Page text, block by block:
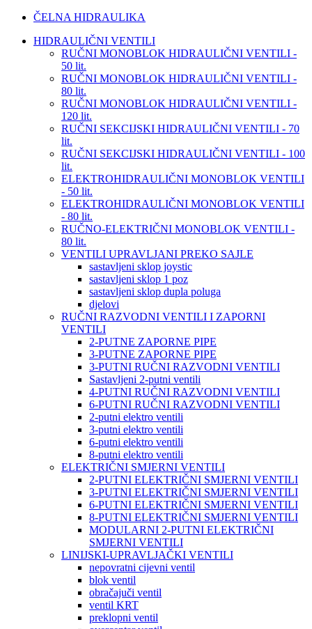
ČELNA HIDRAULIKA
HIDRAULIČNI VENTILI
RUČNI MONOBLOK HIDRAULIČNI VENTILI -
50 lit.
RUČNI MONOBLOK HIDRAULIČNI VENTILI -
80 lit.
RUČNI MONOBLOK HIDRAULIČNI VENTILI -
120 lit.
RUČNI SEKCIJSKI HIDRAULIČNI VENTILI - 70
lit.
RUČNI SEKCIJSKI HIDRAULIČNI VENTILI - 100
lit.
ELEKTROHIDRAULIČNI MONOBLOK VENTILI
- 50 lit.
ELEKTROHIDRAULIČNI MONOBLOK VENTILI
- 80 lit.
RUČNO-ELEKTRIČNI MONOBLOK VENTILI -
80 lit.
VENTILI UPRAVLJANI PREKO SAJLE
sastavljeni sklop joystic
sastavljeni sklop 1 poz
sastavljeni sklop dupla poluga
djelovi
RUČNI RAZVODNI VENTILI I ZAPORNI
VENTILI
2-PUTNE ZAPORNE PIPE
3-PUTNE ZAPORNE PIPE
3-PUTNI RUČNI RAZVODNI VENTILI
Sastavljeni 2-putni ventili
4-PUTNI RUČNI RAZVODNI VENTILI
6-PUTNI RUČNI RAZVODNI VENTILI
2-putni elektro ventili
3-putni elektro ventili
6-putni elektro ventili
8-putni elektro ventili
ELEKTRIČNI SMJERNI VENTILI
2-PUTNI ELEKTRIČNI SMJERNI VENTILI
3-PUTNI ELEKTRIČNI SMJERNI VENTILI
6-PUTNI ELEKTRIČNI SMJERNI VENTILI
8-PUTNI ELEKTRIČNI SMJERNI VENTILI
MODULARNI 2-PUTNI ELEKTRIČNI
SMJERNI VENTILI
LINIJSKI-UPRAVLJAČKI VENTILI
nepovratni cijevni ventil
blok ventil
obračajuči ventil
ventil KRT
preklopni ventil